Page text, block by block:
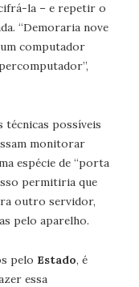
la – e repetir o
“Demoraria nove
computador
técnicas possíveis
monitorar
espécie de “porta
permitiria que
outro servidor,
pelo aparelho.
pelo Estado, é
essa